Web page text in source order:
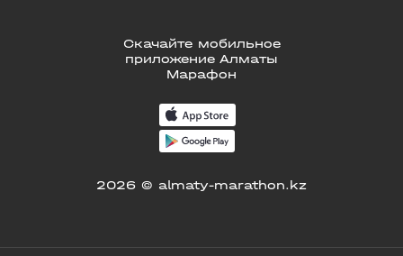
Скачайте мобильное
приложение Алматы
Марафон
2026 © almaty-marathon.kz